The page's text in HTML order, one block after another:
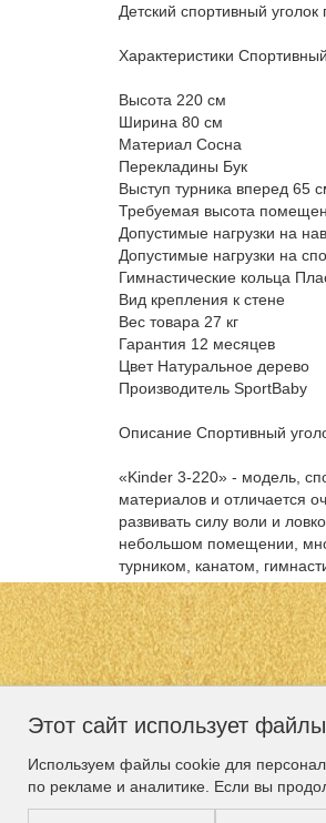
Детский спортивный
Характеристики
Высота 220 см
Ширина 80 см
Материал Сосна
Перекладины Бук
Выступ турника вперед 65
Требуемая высота
Допустимые нагрузки на
Допустимые нагрузки на
Гимнастические кольца
Вид крепления к стене
Вес товара 27 кг
Гарантия 12 месяцев
Цвет Натуральное дерево
Производитель SportBaby
Описание Спортивный
«Kinder 3-220» - модель,
материалов и отличается
развивать силу воли и
небольшом помещении,
турником, канатом,
Гарантия
Этот сайт использует
Используем файлы cookie для
по рекламе и аналитике. Если вы